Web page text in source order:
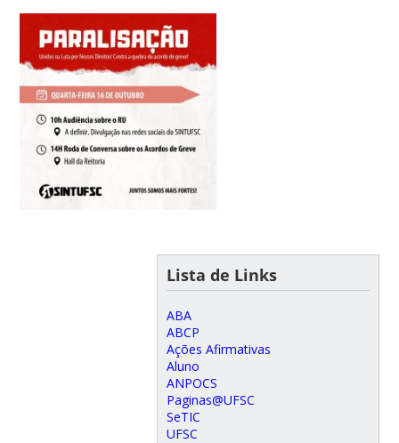
Lista de Links
ABA
ABCP
Ações Afirmativas
Aluno
ANPOCS
Paginas@UFSC
SeTIC
UFSC